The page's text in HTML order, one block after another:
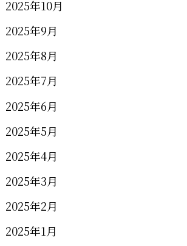
2025年10月
2025年9月
2025年8月
2025年7月
2025年6月
2025年5月
2025年4月
2025年3月
2025年2月
2025年1月